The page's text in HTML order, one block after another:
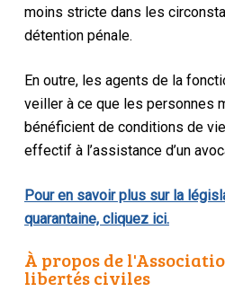
moins stricte dans les
détention pénale.
En outre, les agents de la
veiller à ce que les personnes
bénéficient de conditions de
effectif à l’assistance d’un
Pour en savoir plus sur la
quarantaine, cliquez ici.
À propos de
libertés civiles